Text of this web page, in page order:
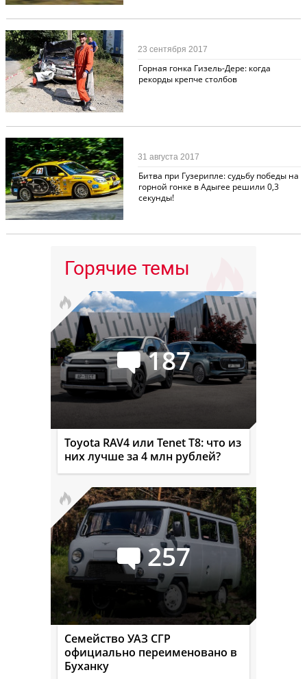
Автоспорт
Горная гонка Гизель-Дере: когда
рекорды крепче столбов
23 сентября 2017
Автоспорт9
Битва при Гузерипле: судьбу победы на
горной гонке в Адыгее решили 0,3
секунды!
31 августа 2017
Горячие темы
187
Toyota RAV4 или Tenet T8: что из
них лучше за 4 млн рублей?
257
Семейство УАЗ СГР
официально переименовано в
Буханку